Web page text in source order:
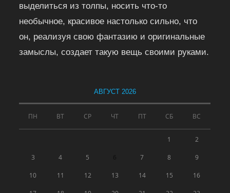
выделиться из толпы, носить что-то
необычное, красивое настолько сильно, что
он, реализуя свою фантазию и оригинальные
замыслы, создает такую вещь своими руками.
АВГУСТ 2026
ПН ВТ СР ЧТ ПТ СБ ВС
1 2
3 4 5 7 8 9
10 11 12 13 14 15 16